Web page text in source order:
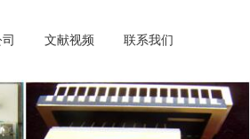
文献视频 联系我们